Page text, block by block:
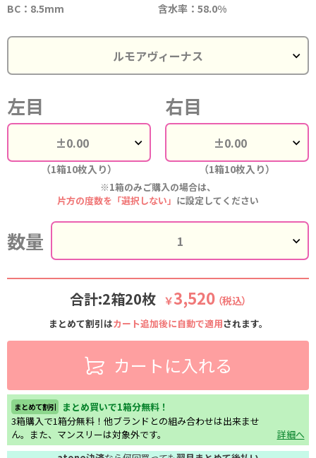
BC：8.5mm
含水率：58.0%
左目
（1箱10枚入り）
右目
（1箱10枚入り）
※1箱のみご購入の場合は、
片方の度数を「選択しない」 に設定してください
数量
合計:2箱20枚 ￥3,520 （税込）
まとめて割引はカート追加後に自動で適用されます。
カートに入れる
まとめて割引
まとめ買いで1箱分無料！
3箱購入で1箱分無料！他ブランドとの組み合わせは出来ませ
ん。また、マンスリーは対象外です。
詳細へ